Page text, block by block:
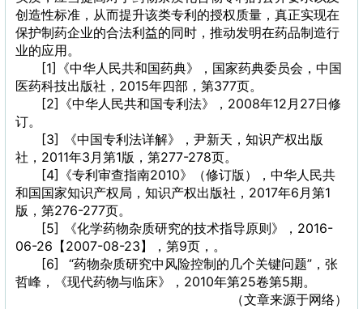
创造性标准，从而提升该类专利的授权质量，真正实现在
保护制药企业的合法利益的同时，推动发明在药品制造行
业的应用。
[1]《中华人民共和国药典》，国家药典委员会，中国
医药科技出版社，2015年四部，第377页。
[2]《中华人民共和国专利法》，2008年12月27日修
订。
[3] 《中国专利法详解》，尹新天，知识产权出版
社，2011年3月第1版，第277-278页。
[4]《专利审查指南2010》（修订版），中华人民共
和国国家知识产权局，知识产权出版社，2017年6月第1
版，第276-277页。
[5] 《化学药物杂质研究的技术指导原则》，2016-
06-26【2007-08-23】，第9页，。
[6] “药物杂质研究中风险控制的几个关键问题”，张
哲峰，《现代药物与临床》，2010年第25卷第5期。
（文章来源于网络）